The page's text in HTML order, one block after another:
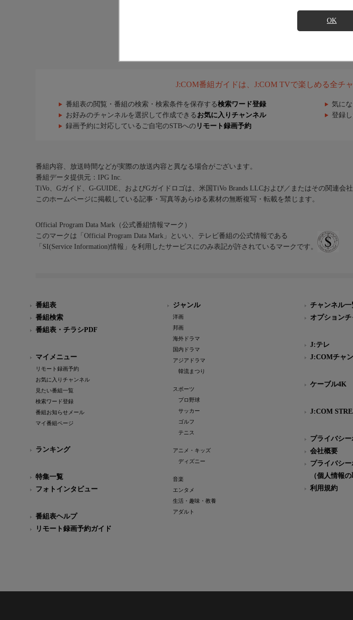
OK
J:COM番組ガイドは、J:COM TVで楽しめる全チ
番組表の閲覧・番組の検索・検索条件を保存する検索ワード登録 気に
お好みのチャンネルを選択して作成できる お気に入りチャンネル 登録
録画予約に対応しているご自宅のSTBへの リモート録画予約
番組内容、放送時間などが実際の放送内容と異なる場合がございます。
番組データ提供元：IPG Inc.
TiVo、Gガイド、G-GUIDE、およびGガイドロゴは、米国TiVo Brands LLCおよび／またはその関連会
このホームページに掲載している記事・写真等あらゆる素材の無断複写・転載を禁じます。
Official Program Data Mark（公式番組情報マーク）
このマークは「Official Program Data Mark」といい、テレビ番組の公式情報である
「SI(Service Information)情報」を利用したサービスにのみ表記が許されているマークです。
番組表
番組検索
番組表・チラシPDF
マイメニュー
リモート録画予約
お気に入りチャンネル
見たい番組一覧
検索ワード登録
番組お知らせメール
マイ番組ページ
ランキング
特集一覧
フォトインタビュー
番組表ヘルプ
リモート録画予約ガイド
ジャンル
洋画
邦画
海外ドラマ
国内ドラマ
アジアドラマ
韓流まつり
スポーツ
プロ野球
サッカー
ゴルフ
テニス
アニメ・キッズ
ディズニー
音楽
エンタメ
生活・趣味・教養
アダルト
チャンネル一
オプション
J:テレ
J:COMチャ
ケーブル4K
J:COM
プライバシ
会社概要
プライバシ
（個人情報
利用規約